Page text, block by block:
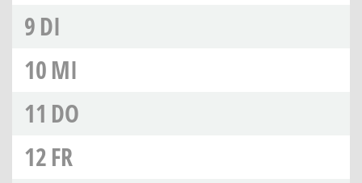
9DI
10MI
11 DO
12FR